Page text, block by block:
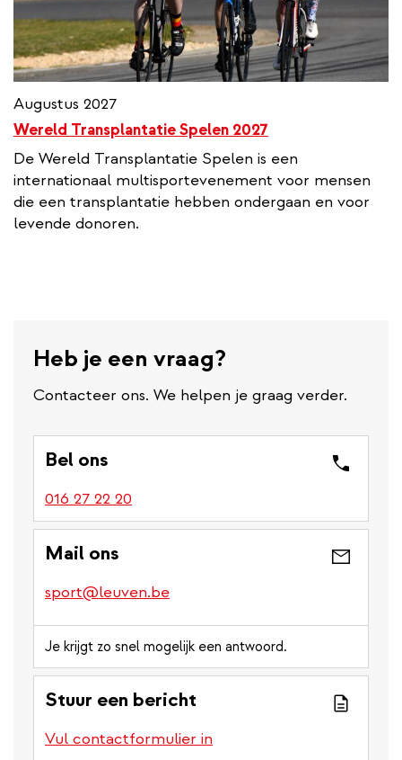
Augustus 2027
Wereld Transplantatie Spelen 2027
De Wereld Transplantatie Spelen is een
internationaal multisportevenement voor mensen
die een transplantatie hebben ondergaan en voor
levende donoren.
Heb je een vraag?
Contacteer ons. We helpen je graag verder.
Bel ons
016 27 22 20
Mail ons
sport@leuven.be
Je krijgt zo snel mogelijk een antwoord.
Stuur een bericht
Vul contactformulier in